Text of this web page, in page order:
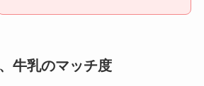
牛乳のマッチ度